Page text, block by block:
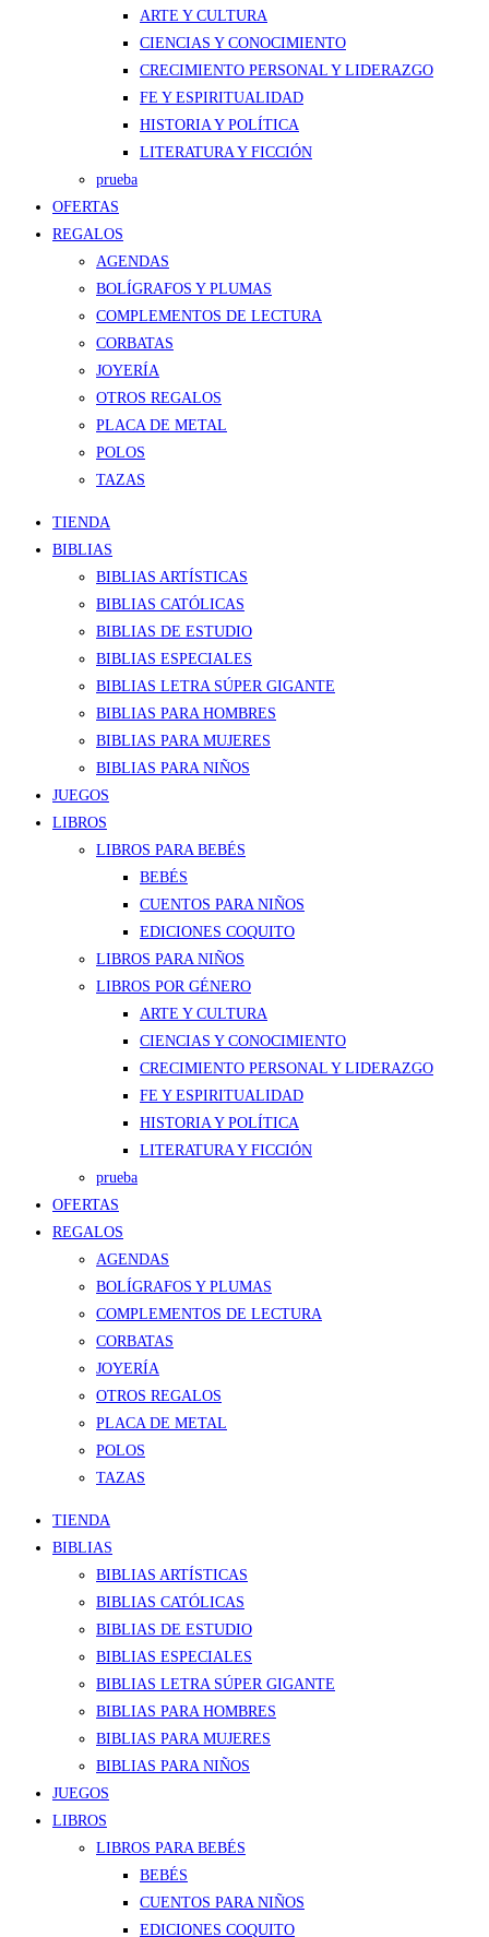
ARTE Y CULTURA
CIENCIAS Y CONOCIMIENTO
CRECIMIENTO PERSONAL Y LIDERAZGO
FE Y ESPIRITUALIDAD
HISTORIA Y POLÍTICA
LITERATURA Y FICCIÓN
prueba
OFERTAS
REGALOS
AGENDAS
BOLÍGRAFOS Y PLUMAS
COMPLEMENTOS DE LECTURA
CORBATAS
JOYERÍA
OTROS REGALOS
PLACA DE METAL
POLOS
TAZAS
TIENDA
BIBLIAS
BIBLIAS ARTÍSTICAS
BIBLIAS CATÓLICAS
BIBLIAS DE ESTUDIO
BIBLIAS ESPECIALES
BIBLIAS LETRA SÚPER GIGANTE
BIBLIAS PARA HOMBRES
BIBLIAS PARA MUJERES
BIBLIAS PARA NIÑOS
JUEGOS
LIBROS
LIBROS PARA BEBÉS
BEBÉS
CUENTOS PARA NIÑOS
EDICIONES COQUITO
LIBROS PARA NIÑOS
LIBROS POR GÉNERO
ARTE Y CULTURA
CIENCIAS Y CONOCIMIENTO
CRECIMIENTO PERSONAL Y LIDERAZGO
FE Y ESPIRITUALIDAD
HISTORIA Y POLÍTICA
LITERATURA Y FICCIÓN
prueba
OFERTAS
REGALOS
AGENDAS
BOLÍGRAFOS Y PLUMAS
COMPLEMENTOS DE LECTURA
CORBATAS
JOYERÍA
OTROS REGALOS
PLACA DE METAL
POLOS
TAZAS
TIENDA
BIBLIAS
BIBLIAS ARTÍSTICAS
BIBLIAS CATÓLICAS
BIBLIAS DE ESTUDIO
BIBLIAS ESPECIALES
BIBLIAS LETRA SÚPER GIGANTE
BIBLIAS PARA HOMBRES
BIBLIAS PARA MUJERES
BIBLIAS PARA NIÑOS
JUEGOS
LIBROS
LIBROS PARA BEBÉS
BEBÉS
CUENTOS PARA NIÑOS
EDICIONES COQUITO